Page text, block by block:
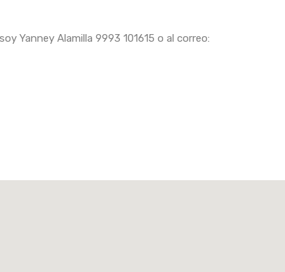
Yanney Alamilla 9993 101615 o al correo: